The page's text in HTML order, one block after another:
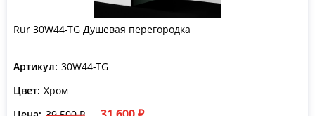
Rur 30W44-TG Душевая перегородка
Артикул: 30W44-TG
Цвет: Хром